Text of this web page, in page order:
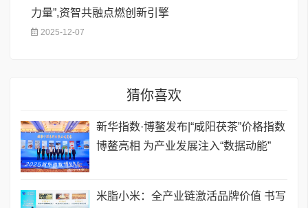
力量”,资智共融点燃创新引擎
2025-12-07
猜你喜欢
新华指数·博鳌发布|“咸阳茯茶”价格指数
博鳌亮相 为产业发展注入“数据动能”
米脂小米：全产业链激活品牌价值 书写